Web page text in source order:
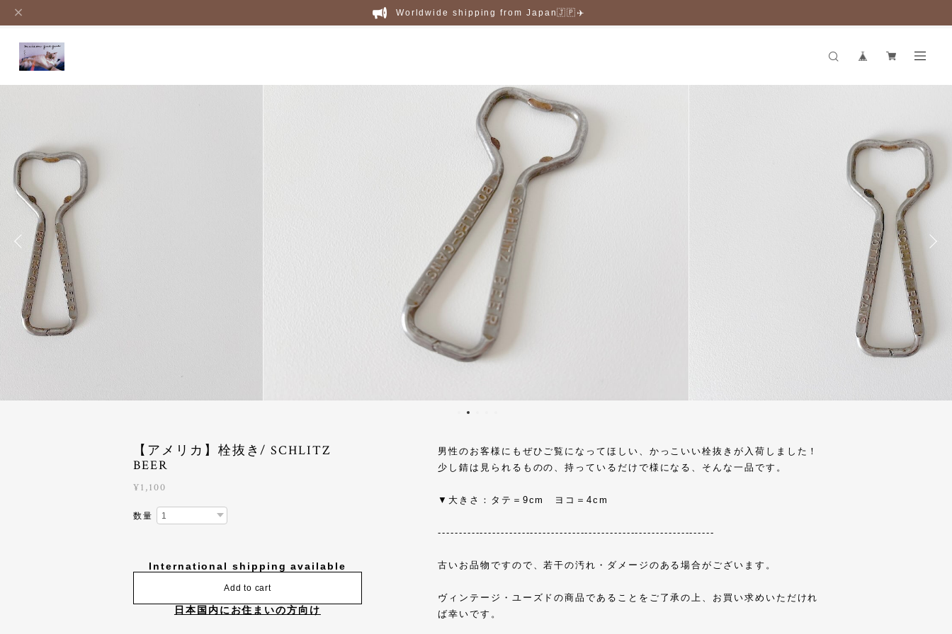
Worldwide shipping from Japan🇯🇵✈️
【アメリカ】栓抜き/ SCHLITZ
BEER
¥1,100
数量
International shipping available
Add to cart
日本国内にお住まいの方向け
男性のお客様にもぜひご覧になってほしい、かっこいい栓抜きが入荷しました！
少し錆は見られるものの、持っているだけで様になる、そんな一品です。
▼大きさ：タテ＝9cm ヨコ＝4cm
------------------------------------------------------------------
古いお品物ですので、若干の汚れ・ダメージのある場合がございます。
ヴィンテージ・ユーズドの商品であることをご了承の上、お買い求めいただけれ
ば幸いです。